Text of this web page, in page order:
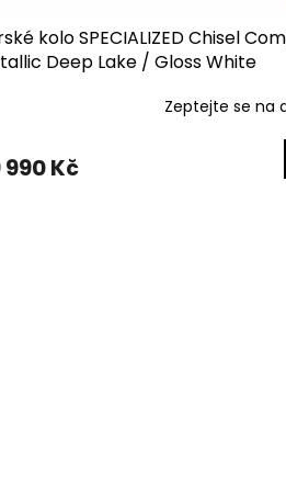
kolo SPECIALIZED Chisel
Deep Lake / Gloss White
Zeptejte se na
990 Kč